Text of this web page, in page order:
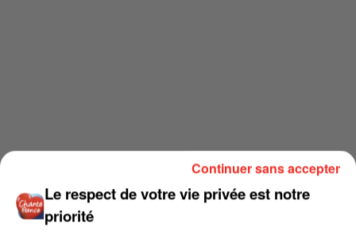
Le respect de votre vie privée est notre
priorité
Continuer sans accepter